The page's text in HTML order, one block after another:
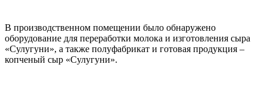
В производственном помещении было обнаружено
оборудование для переработки молока и изготовления сыра
«Сулугуни», а также полуфабрикат и готовая продукция –
копченый сыр «Сулугуни».